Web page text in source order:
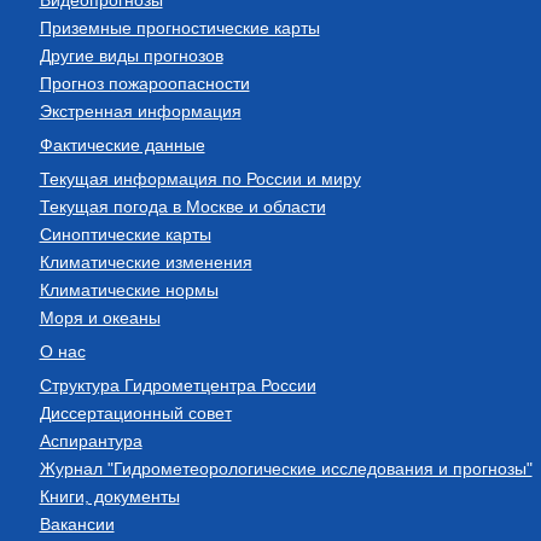
Приземные прогностические карты
Другие виды прогнозов
Прогноз пожароопасности
Экстренная информация
Фактические данные
Текущая информация по России и миру
Текущая погода в Москве и области
Синоптические карты
Климатические изменения
Климатические нормы
Моря и океаны
О нас
Структура Гидрометцентра России
Диссертационный совет
Аспирантура
Журнал "Гидрометеорологические исследования и прогнозы"
Книги, документы
Вакансии